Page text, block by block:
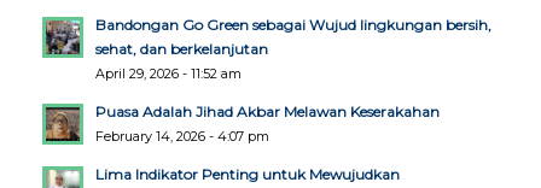
Bandongan Go Green sebagai Wujud lingkungan bersih,
sehat, dan berkelanjutan
April 29, 2026 - 11:52 am
Puasa Adalah Jihad Akbar Melawan Keserakahan
February 14, 2026 - 4:07 pm
Lima Indikator Penting untuk Mewujudkan